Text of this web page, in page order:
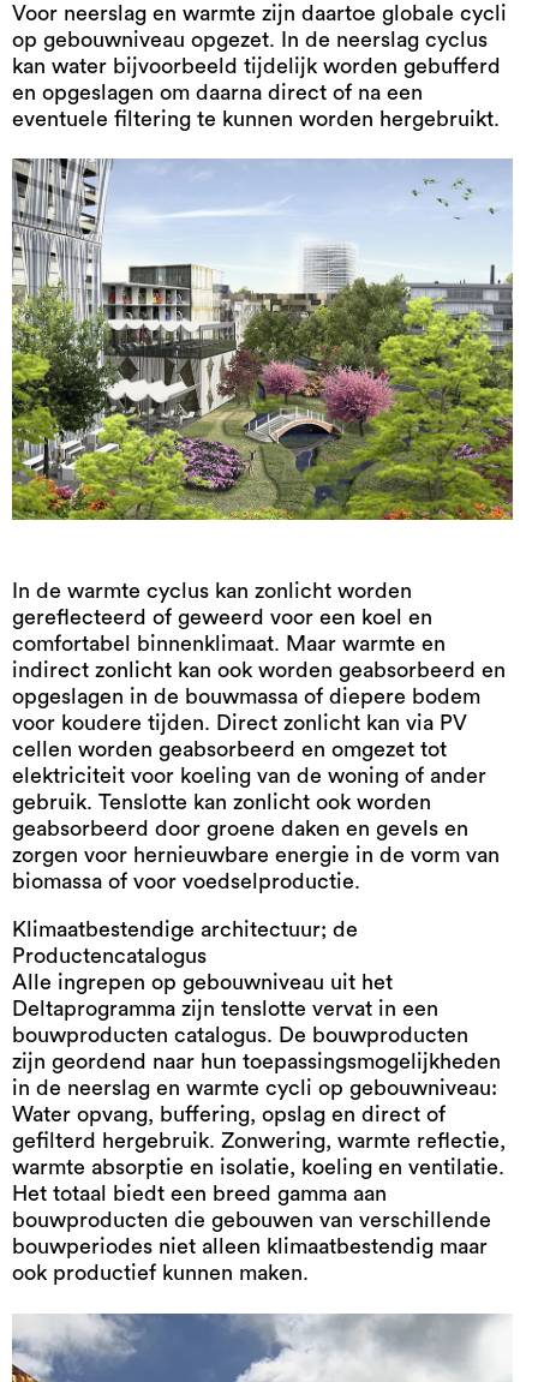
Voor neerslag en warmte zijn daartoe globale cycli
op gebouwniveau opgezet. In de neerslag cyclus
kan water bijvoorbeeld tijdelijk worden gebufferd
en opgeslagen om daarna direct of na een
eventuele filtering te kunnen worden hergebruikt.
In de warmte cyclus kan zonlicht worden
gereflecteerd of geweerd voor een koel en
comfortabel binnenklimaat. Maar warmte en
indirect zonlicht kan ook worden geabsorbeerd en
opgeslagen in de bouwmassa of diepere bodem
voor koudere tijden. Direct zonlicht kan via PV
cellen worden geabsorbeerd en omgezet tot
elektriciteit voor koeling van de woning of ander
gebruik. Tenslotte kan zonlicht ook worden
geabsorbeerd door groene daken en gevels en
zorgen voor hernieuwbare energie in de vorm van
biomassa of voor voedselproductie.
Klimaatbestendige architectuur; de
Productencatalogus
Alle ingrepen op gebouwniveau uit het
Deltaprogramma zijn tenslotte vervat in een
bouwproducten catalogus. De bouwproducten
zijn geordend naar hun toepassingsmogelijkheden
in de neerslag en warmte cycli op gebouwniveau:
Water opvang, buffering, opslag en direct of
gefilterd hergebruik. Zonwering, warmte reflectie,
warmte absorptie en isolatie, koeling en ventilatie.
Het totaal biedt een breed gamma aan
bouwproducten die gebouwen van verschillende
bouwperiodes niet alleen klimaatbestendig maar
ook productief kunnen maken.